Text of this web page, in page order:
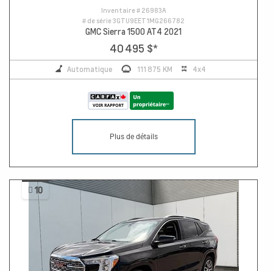
Inventaire # 26983A
# de série3GTU9EET1MG266782
GMC Sierra 1500 AT4 2021
40 495 $*
Automatique 111 875 KM 4x4
Plus de détails
10